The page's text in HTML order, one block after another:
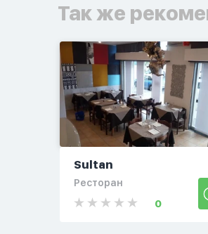
Так же
Sultan
Ресторан
0